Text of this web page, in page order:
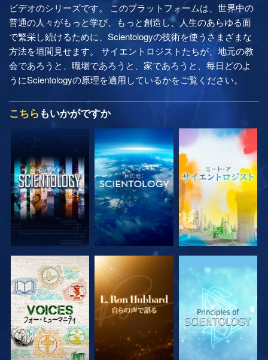
ビデオのシリーズです。 このプラットフォームは、世界中の
普通の人々がもっと学び、もっと創造し、人生のあらゆる面
で繁栄し続けるために、Scientologyの技術を使うさまざまな
方法を垣間見せます。 サイエントロジストたちが、地元の教
会であろうと、職場であろうと、家であろうと、毎日どのよ
うにScientologyの原理を適用しているかをご覧ください。
こちら もいかがですか
シリーズを探求 シリーズを探求 シリーズを探求